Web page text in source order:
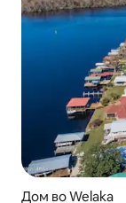
Дом во Welaka